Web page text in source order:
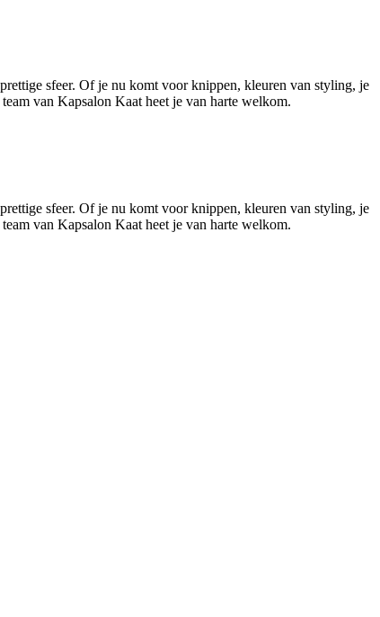
sfeer. Of je nu komt voor knippen, kleuren van styling, je
van Kapsalon Kaat heet je van harte welkom.
sfeer. Of je nu komt voor knippen, kleuren van styling, je
van Kapsalon Kaat heet je van harte welkom.